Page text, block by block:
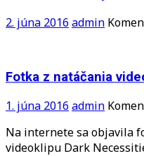
2. júna 2016 admin
Fotka z natáčania
1. júna 2016 admin
Na internete sa objavila
videoklipu Dark